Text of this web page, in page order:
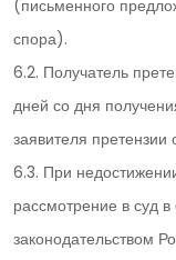
(письменного
спора).
6.2. Получатель
дней со дня
заявителя претензии
6.3. При
рассмотрение в суд
законодательством